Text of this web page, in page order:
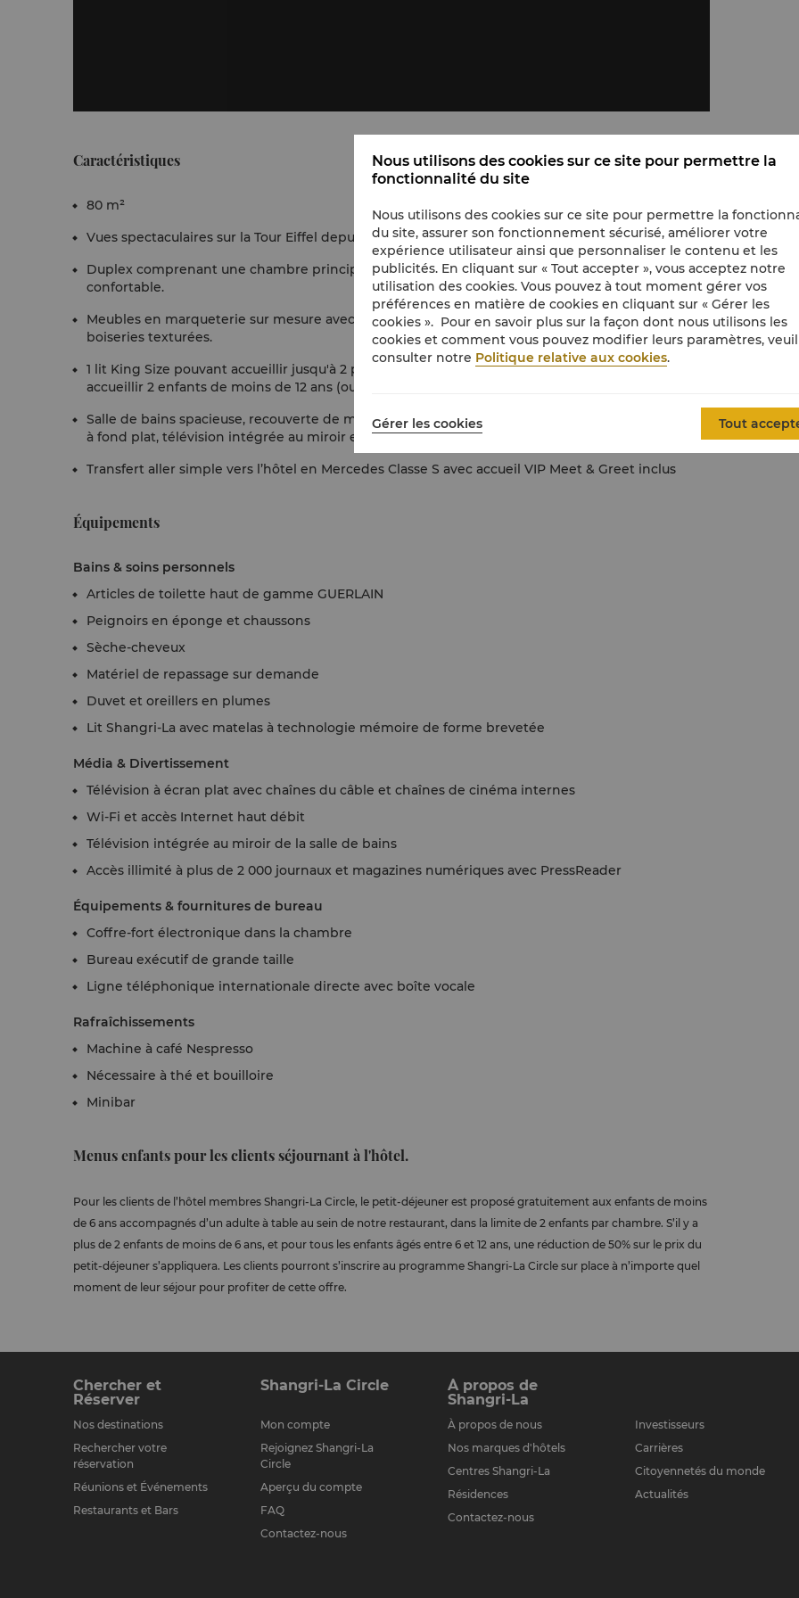
Caractéristiques
80 m²
Vues spectaculaires sur la Tour Eiffel depuis des fenêtres hautes de deux étages.
Duplex comprenant une chambre principale avec dressing, un séjour spacieux et un coin repas
confortable.
Meubles en marqueterie sur mesure avec ferrures en cristal, papier peint à fils de soie et
boiseries texturées.
1 lit King Size pouvant accueillir jusqu'à 2 personnes et un canapé-lit convertible pouvant
accueillir 2 enfants de moins de 12 ans (ou 1 adulte).
Salle de bains spacieuse, recouverte de marbre, avec douche à l'italienne, baignoire individuelle
à fond plat, télévision intégrée au miroir et chauffage au sol.
Transfert aller simple vers l’hôtel en Mercedes Classe S avec accueil VIP Meet & Greet inclus
Équipements
Bains & soins personnels
Articles de toilette haut de gamme GUERLAIN
Peignoirs en éponge et chaussons
Sèche-cheveux
Matériel de repassage sur demande
Duvet et oreillers en plumes
Lit Shangri-La avec matelas à technologie mémoire de forme brevetée
Média & Divertissement
Télévision à écran plat avec chaînes du câble et chaînes de cinéma internes
Wi-Fi et accès Internet haut débit
Télévision intégrée au miroir de la salle de bains
Accès illimité à plus de 2 000 journaux et magazines numériques avec PressReader
Équipements & fournitures de bureau
Coffre-fort électronique dans la chambre
Bureau exécutif de grande taille
Ligne téléphonique internationale directe avec boîte vocale
Rafraîchissements
Machine à café Nespresso
Nécessaire à thé et bouilloire
Minibar
Menus enfants pour les clients séjournant à l'hôtel.
Pour les clients de l’hôtel membres Shangri-La Circle, le petit-déjeuner est proposé gratuitement aux enfants de moins
de 6 ans accompagnés d’un adulte à table au sein de notre restaurant, dans la limite de 2 enfants par chambre. S’il y a
plus de 2 enfants de moins de 6 ans, et pour tous les enfants âgés entre 6 et 12 ans, une réduction de 50% sur le prix du
petit-déjeuner s’appliquera. Les clients pourront s’inscrire au programme Shangri-La Circle sur place à n’importe quel
moment de leur séjour pour profiter de cette offre.
Chercher et
Réserver
Nos destinations
Rechercher votre
réservation
Réunions et Événements
Restaurants et Bars
Shangri-La Circle
Mon compte
Rejoignez Shangri-La
Circle
Aperçu du compte
FAQ
Contactez-nous
À propos de
Shangri-La
À propos de nous
Nos marques d'hôtels
Centres Shangri-La
Résidences
Contactez-nous
Investisseurs
Carrières
Citoyennetés du monde
Actualités
Nous utilisons des cookies sur ce site pour permettre la
fonctionnalité du site
Nous utilisons des cookies sur ce site pour permettre la
du site, assurer son fonctionnement sécurisé, améliorer votre
expérience utilisateur ainsi que personnaliser le contenu et les
publicités. En cliquant sur « Tout accepter », vous acceptez notre
utilisation des cookies. Vous pouvez à tout moment gérer vos
préférences en matière de cookies en cliquant sur « Gérer les
cookies ». Pour en savoir plus sur la façon dont nous utilisons les
cookies et comment vous pouvez modifier leurs paramètres,
consulter notre Politique relative aux cookies.
Gérer les cookies Tout